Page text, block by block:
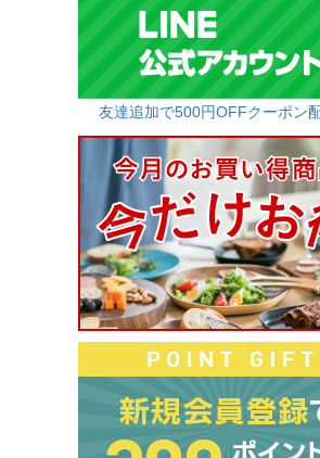
友達追加で500円OFFクーポン